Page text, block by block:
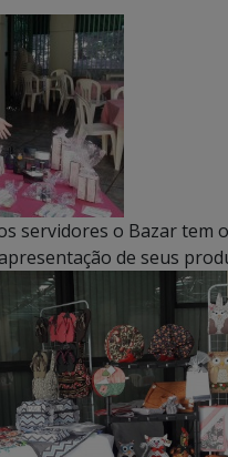
servidores o Bazar tem
de seus